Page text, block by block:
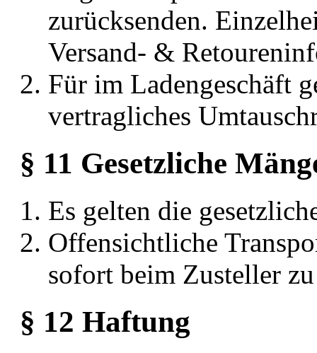
zurücksenden.
Versand- &
Für im Ladengeschäft
vertragliches
§ 11 Gesetzliche
Es gelten die
Offensichtliche
sofort beim Zusteller
§ 12 Haftung